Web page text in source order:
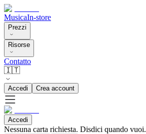
MusicaIn-store
Prezzi
Risorse
Contatto
🇮🇹
Accedi Crea account
Accedi
Nessuna carta richiesta. Disdici quando vuoi.